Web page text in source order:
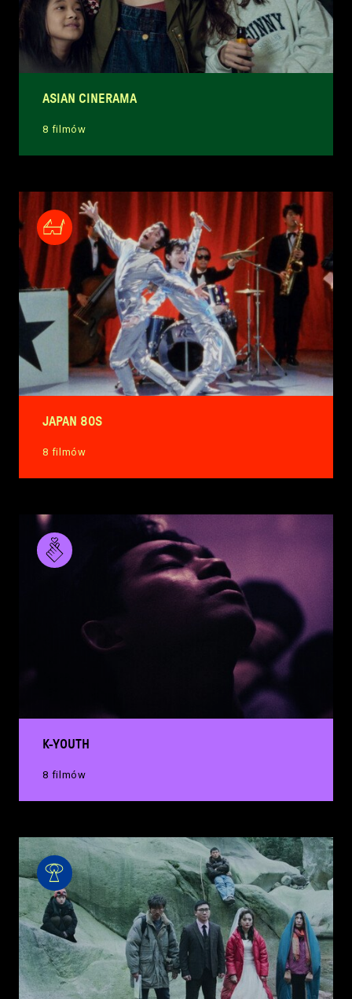
ASIAN CINERAMA
8 filmów
JAPAN 80S
8 filmów
K-YOUTH
8 filmów